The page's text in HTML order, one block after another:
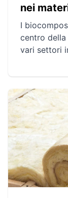
nei
I
centro
vari settori
e
innovazioni
per il
l'ottimismo
tecnologici
pubblici e